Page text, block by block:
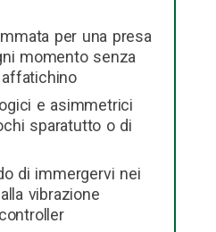
per una presa
momento senza
e asimmetrici
sparatutto o di
di immergervi nei
vibrazione